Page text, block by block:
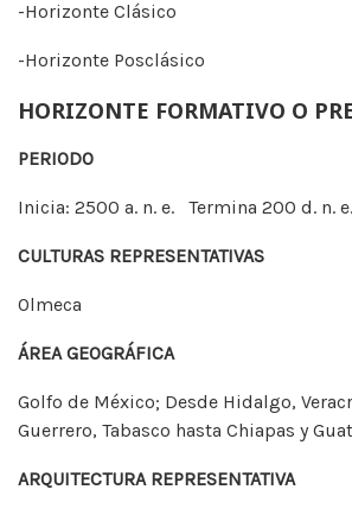
-Horizonte Clásico
-Horizonte Posclásico
HORIZONTE FORMATIVO O
PERIODO
Inicia: 2500 a. n. e. Termina 200 d. n. e.
CULTURAS REPRESENTATIVAS
Olmeca
ÁREA GEOGRÁFICA
Golfo de México; Desde Hidalgo,
Guerrero, Tabasco hasta Chiapas y
ARQUITECTURA REPRESENTATIVA